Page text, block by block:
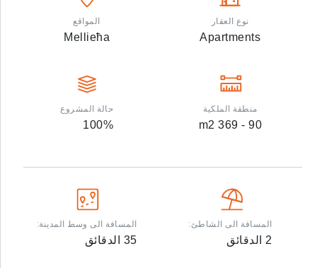
نوع العقار
Apartments
المواقع
Mellieħa
منطقة الملكية
90 - 369
m2
حالة المشروع
100%
المسافة الى الشاطئ:
2
الدقائق
المسافة الى وسط المدينة:
35
الدقائق